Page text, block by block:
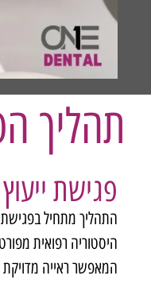
תהליך
פגישת ייעוץ
התהליך מתחיל
המאפשר ראייה